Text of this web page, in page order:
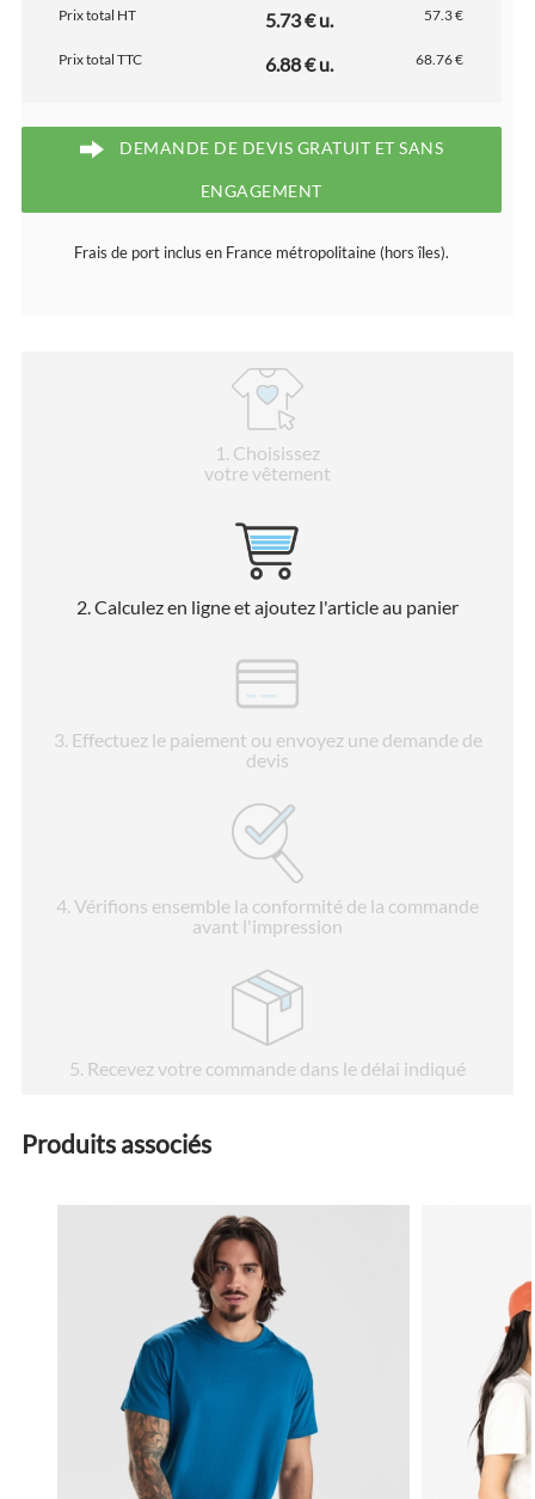
Prix total HT 5.73 € u. 57.3 €
Prix total TTC 6.88 € u. 68.76 €
DEMANDE DE DEVIS GRATUIT ET SANS
ENGAGEMENT
Frais de port inclus en France métropolitaine (hors îles).
1 . Choisissez
votre vêtement
2. Calculez en ligne et ajoutez l'article au panier
3. Effectuez le paiement ou envoyez une demande de
devis
4. Vérifions ensemble la conformité de la commande
avant l'impression
5. Recevez votre commande dans le délai indiqué
Produits associés